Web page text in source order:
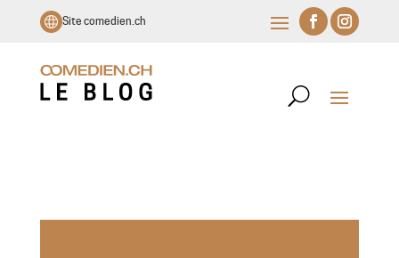
Site comedien.ch